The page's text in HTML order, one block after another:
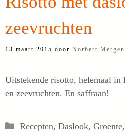
zeevruchten
13 maart 2015 door Norbert Mergen
Uitstekende risotto, helemaal in
en zeevruchten. En saffraan!
Categorieën
Recepten, Daslook, Groente,